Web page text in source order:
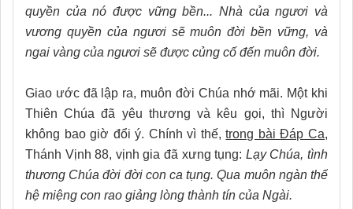
quyền của nó được vững bền... Nhà của ngươi và
vương quyền của ngươi sẽ muôn đời bền vững, và
ngai vàng của ngươi sẽ được củng cố đến muôn đời.
Giao ước đã lập ra, muôn đời Chúa nhớ mãi. Một khi
Thiên Chúa đã yêu thương và kêu gọi, thì Người
không bao giờ đổi ý. Chính vì thế,trong bài Đáp Ca,
Thánh Vịnh 88, vịnh gia đã xưng tụng: Lạy Chúa, tình
thương Chúa đời đời con ca tụng. Qua muôn ngàn thế
hệ miệng con rao giảng lòng thành tín của Ngài.